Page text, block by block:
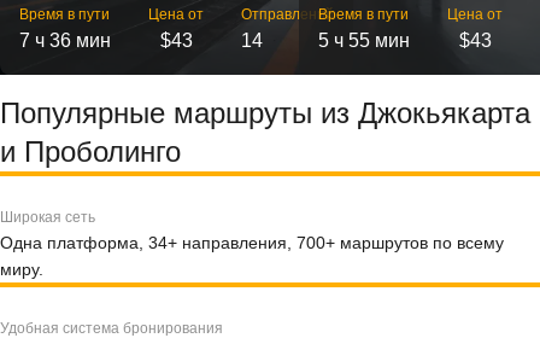
Время в пути
7 ч 36 мин
Цена от
$43
Отправлений
14
Время в пути
5 ч 55 мин
Цена от
$43
Популярные маршруты из Джокьякарта
и Проболинго
Широкая сеть
Одна платформа, 34+ направления, 700+ маршрутов по всему
миру.
Удобная система бронирования